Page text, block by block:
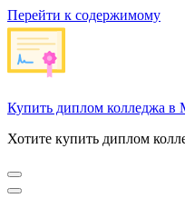
Перейти к содержимому
Купить диплом колледжа в
Хотите купить диплом